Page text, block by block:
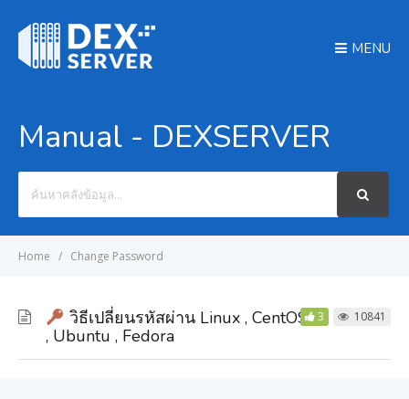
MENU
Manual - DEXSERVER
For
Home Change Password
วิธีเปลี่ยนรหัสผ่าน Linux , CentOS
, Ubuntu , Fedora
3 10841